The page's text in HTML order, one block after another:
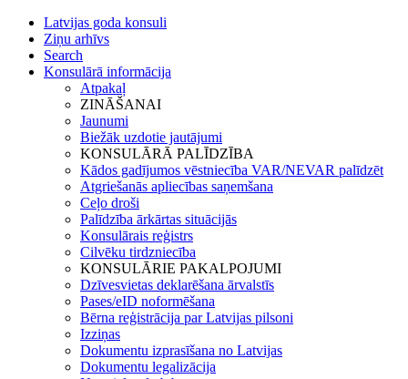
Latvijas goda konsuli
Ziņu arhīvs
Search
Konsulārā informācija
Atpakaļ
ZINĀŠANAI
Jaunumi
Biežāk uzdotie jautājumi
KONSULĀRĀ PALĪDZĪBA
Kādos gadījumos vēstniecība VAR/NEVAR palīdzēt
Atgriešanās apliecības saņemšana
Ceļo droši
Palīdzība ārkārtas situācijās
Konsulārais reģistrs
Cilvēku tirdzniecība
KONSULĀRIE PAKALPOJUMI
Dzīvesvietas deklarēšana ārvalstīs
Pases/eID noformēšana
Bērna reģistrācija par Latvijas pilsoni
Izziņas
Dokumentu izprasīšana no Latvijas
Dokumentu legalizācija